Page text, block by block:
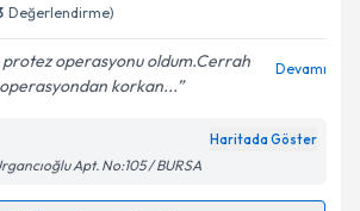
işlenmesine ilişkin
Aydınlatma
ve kişisel verilerimin belirtilen
işlenmesini kabul ediyorum.
Değerlendirme)
operasyonu oldum.Cerrah
operasyondan korkan...
Devamı
Haritada Göster
Apt. No:105 / BURSA